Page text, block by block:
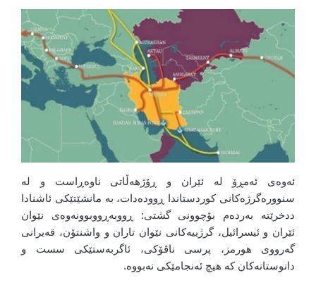
ئەوەی ئەمڕۆ لە ئێران و ڕۆژهەڵاتی ناوەڕاست و له
سنوورەگرژەکانی کوردستاندا ڕوودەدات، بە مانشێتێکی ئاشنادا
ددخرێتە بەردەم بۆچوونی گشتی: ڕووبەڕووبوونەوەی نێوان
ئێران و ئیسرائیل، گرژییەکانی نێوان تاران و واشنتۆن، قەیرانی
گەرووی هورمز، پرسی ناڤۆکی، ئاگربەستێکی سست و
دانوستانەکان کە هیچ ئەنجامێکی نەبووە.